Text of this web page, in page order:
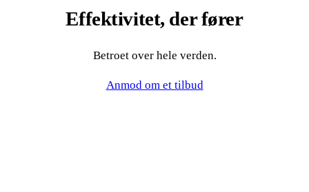
Effektivitet, der fører
Betroet over hele verden.
Anmod om et tilbud